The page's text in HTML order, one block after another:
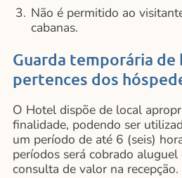
Não é permitido ao
cabanas.
Guarda temporária de
pertences dos
O Hotel dispõe de local
finalidade, podendo ser
um período de até 6 (seis)
períodos será cobrado
consulta de valor na recepção.